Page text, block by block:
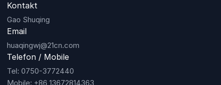
Kontakt
Gao Shuqing
Email
huaqingwj@21cn.com
Telefon / Mobile
Tel: 0750-3772440
Mobile: +86 13672814363